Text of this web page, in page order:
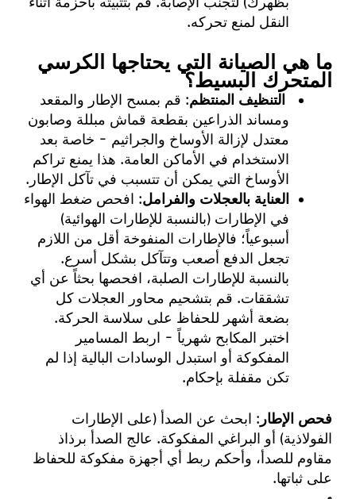
النقل لمنع تحركه.
ما هي الصيانة التي يحتاجها الكرسي
المتحرك البسيط؟
التنظيف المنتظم: قم بمسح الإطار والمقعد
ومساند الذراعين بقطعة قماش مبللة وصابون
معتدل لإزالة الأوساخ والجراثيم - خاصة بعد
الاستخدام في الأماكن العامة. هذا يمنع تراكم
الأوساخ التي يمكن أن تتسبب في تآكل الإطار.
العناية بالعجلات والفرامل : افحص ضغط الهواء
في الإطارات (بالنسبة للإطارات الهوائية)
أسبوعياً؛ فالإطارات المنفوخة أقل من اللازم
تجعل الدفع أصعب وتتآكل بشكل أسرع.
بالنسبة للإطارات الصلبة، افحصها بحثاً عن أي
تشققات. قم بتشحيم محاور العجلات كل
بضعة أشهر للحفاظ على سلاسة الحركة.
اختبر المكابح شهرياً - اربط المسامير
المفكوكة أو استبدل الوسادات البالية إذا لم
تكن مقفلة بإحكام.
فحص الإطار: ابحث عن الصدأ (على الإطارات
الفولاذية) أو البراغي المفكوكة. عالج الصدأ برذاذ
مقاوم للصدأ، وأحكم ربط أي أجهزة مفكوكة للحفاظ
على ثباتها.